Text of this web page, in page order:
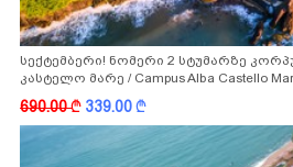
სექტემბერი! ნომერი 2 სტუმარზე
კასტელო მარე / Campus Alba Castello
690.00k 339.00k